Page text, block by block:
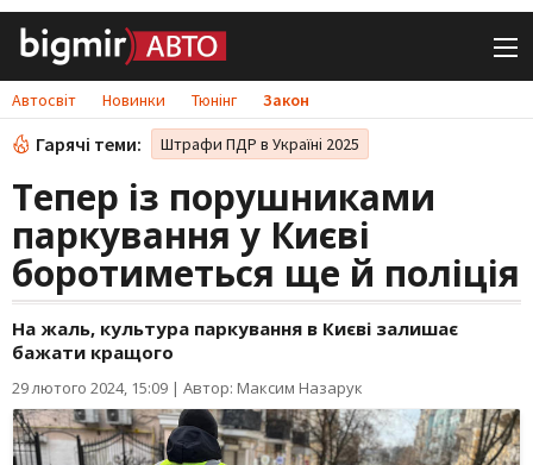
Автосвіт Новинки Тюнінг Закон
Гарячі теми: Штрафи ПДР в Україні 2025
Тепер із порушниками
паркування у Києві
боротиметься ще й поліція
На жаль, культура паркування в Києві залишає
бажати кращого
29 лютого 2024, 15:09 | Автор: Максим Назарук